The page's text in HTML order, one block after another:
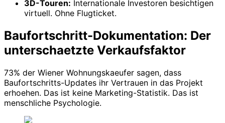
3D-Touren: Internationale Investoren besichtigen
virtuell. Ohne Flugticket.
Baufortschritt-Dokumentation: Der
unterschaetzte Verkaufsfaktor
73% der Wiener Wohnungskaeufer sagen, dass
Baufortschritts-Updates ihr Vertrauen in das Projekt
erhoehen. Das ist keine Marketing-Statistik. Das ist
menschliche Psychologie.